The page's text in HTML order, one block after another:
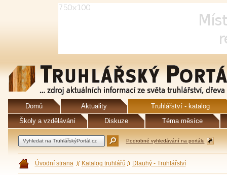
Domů Aktuality
Truhlářství - katalog
Školy a vzdělávání
Diskuze Téma měsíce
Podrobné vyhledávání na portálu
Úvodní strana Katalog truhlářů Dlauhý - Truhlářství